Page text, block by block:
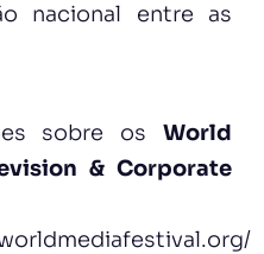
nacional entre as
sobre osWorld
& Corporate